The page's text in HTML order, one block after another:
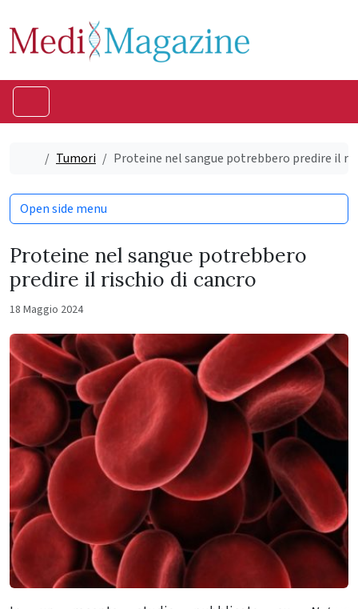
HomeTumori Proteine nel sangue potrebbero predire il
Proteine nel sangue potrebbero
predire il rischio di cancro
18 Maggio 2024
Open side menu